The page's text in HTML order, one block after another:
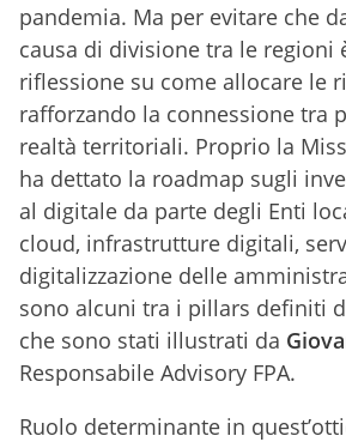
pandemia. Ma per evitare che
causa di divisione tra le regioni
riflessione su come allocare le
rafforzando la connessione tra
realtà territoriali. Proprio la
ha dettato la roadmap sugli
al digitale da parte degli Enti
cloud, infrastrutture digitali,
digitalizzazione delle
sono alcuni tra i pillars definiti
che sono stati illustrati da
Responsabile Advisory FPA.
Ruolo determinante in